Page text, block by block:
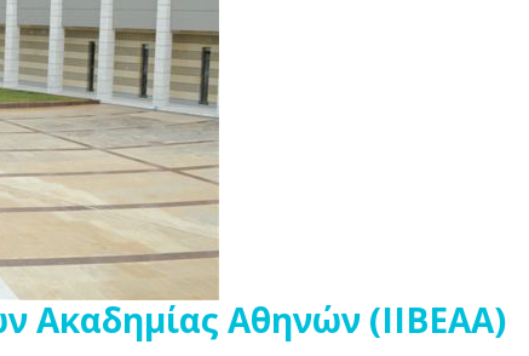
Ακαδημίας Αθηνών (ΙΙΒΕΑΑ)